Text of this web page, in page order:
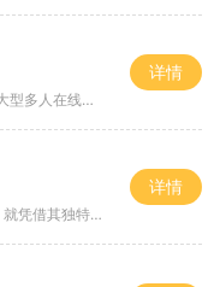
传奇游戏源于经典的MMORPG（大型多人在线角色扮演游戏），凭借着其自由度高、社交性强和装备丰富的特点，赢得了大量玩家的喜爱。在这类游戏中，玩家可以选择不同的职业，进行角色扮演，展开冒险与战斗。在微信传奇世界中，游戏保留了传统传奇游戏的精髓
详情
传奇系列游戏自1999年推出以来，就凭借其独特的玩法和深厚的背景故事，迅速在玩家中积累了庞大的粉丝群体。传奇世界手游则是在这一经典基础上进行的全面升级，力求为玩家提供更具沉浸感的游戏体验。游戏不仅保留了传统的战法道三大职业，还针对现代玩家的
详情